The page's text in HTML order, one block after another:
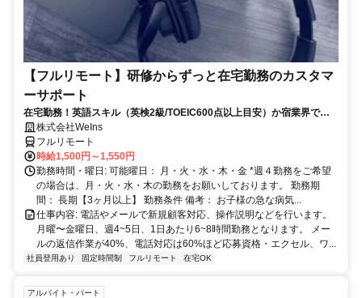
【フルリモート】研修からずっと在宅勤務のカスタマ
ーサポート
在宅勤務！英語スキル（英検2級/TOEIC600点以上目安）か宿業界での
就労経験のいずれか必須★週4〜OK◎
株式会社WeIns
フルリモート
時給1,500円～1,550円
勤務時間・曜日: 可能曜日： 月・火・水・木・金 *週４勤務をご希望
の場合は、月・火・水・木の勤務をお願いしております。 勤務期
間： 長期【3ヶ月以上】 勤務条件 備考： お子様の急な病気...
仕事内容: 電話やメールで新規顧客対応、操作説明などを行います。
月曜〜金曜日、週4~5日、1日あたり6~8時間勤務となります。 メー
ルの返信作業が40%、電話対応は60%ほど応募資格・エクセル、ワ...
社員登用あり 固定時間制 フルリモート 在宅OK
アルバイト・パート